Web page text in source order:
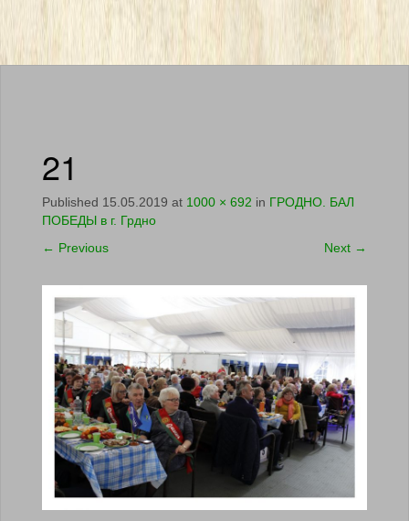
21
Published 15.05.2019 at 1000 × 692 in ГРОДНО. БАЛ
ПОБЕДЫ в г. Грдно
← Previous Next →